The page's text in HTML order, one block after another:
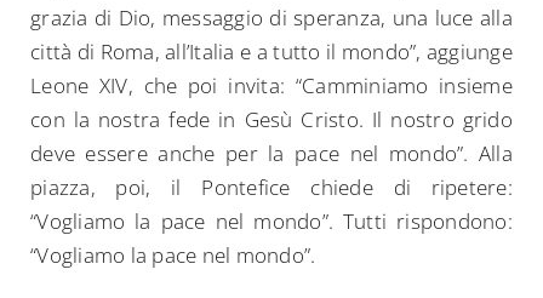
grazia di Dio, messaggio di speranza, una luce alla
città di Roma, all’Italia e a tutto il mondo”, aggiunge
Leone XIV, che poi invita: “Camminiamo insieme
con la nostra fede in Gesù Cristo. Il nostro grido
deve essere anche per la pace nel mondo”. Alla
piazza, poi, il Pontefice chiede di ripetere:
“Vogliamo la pace nel mondo”. Tutti rispondono:
“Vogliamo la pace nel mondo”.